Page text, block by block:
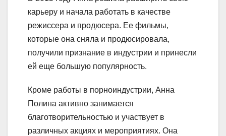
карьеру и начала работать в качестве
режиссера и продюсера. Ее фильмы,
которые она сняла и продюсировала,
получили признание в индустрии и принесли
ей еще большую популярность.
Кроме работы в порноиндустрии, Анна
Полина активно занимается
благотворительностью и участвует в
различных акциях и мероприятиях. Она